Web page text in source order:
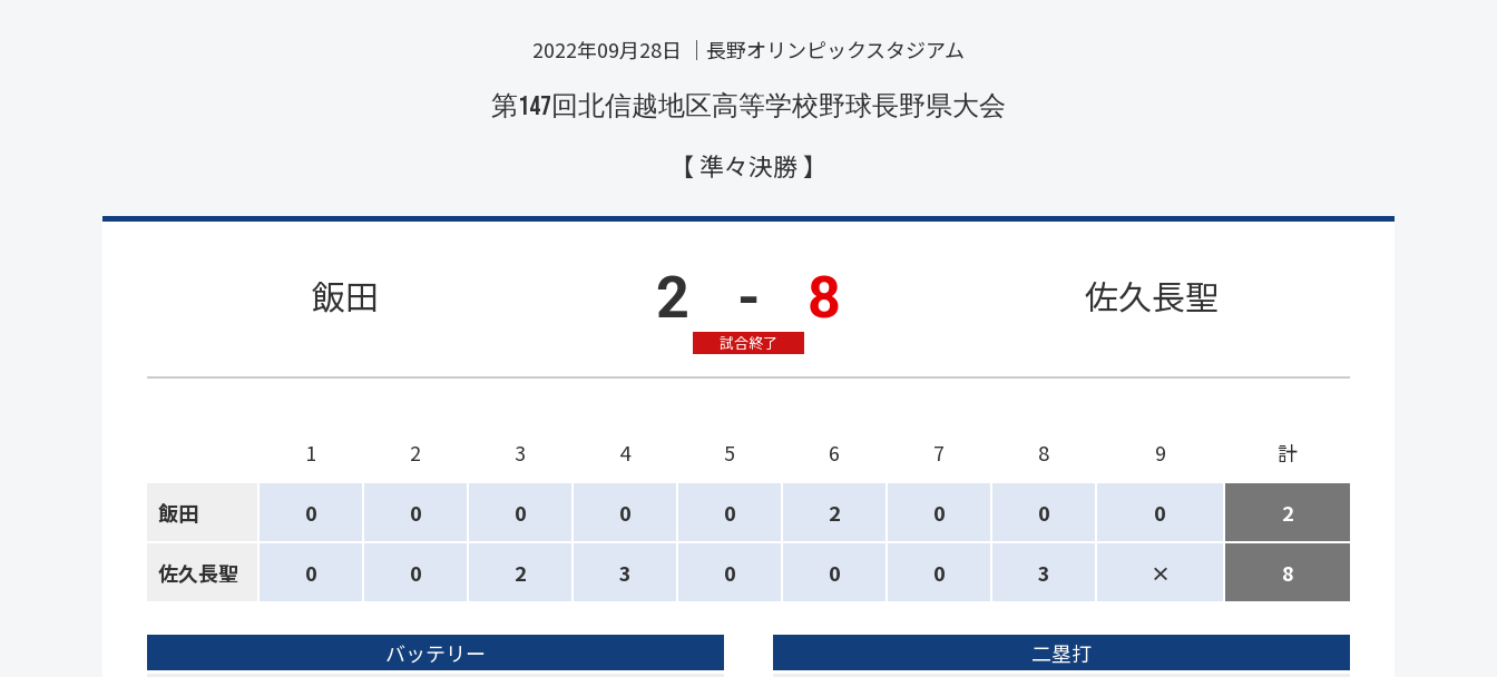
2022年09月28日 ｜ 長野オリンピックスタジアム
第147回北信越地区高等学校野球長野県大会
【 準々決勝 】
飯田 2 - 8
試合終了
佐久長聖
1 2 3 4 5 6 7 8 9 計
飯田 0 0 0 0 0 2 0 0 0 2
佐久長聖 0 0 2 3 0 0 0 3 × 8
バッテリー
二塁打